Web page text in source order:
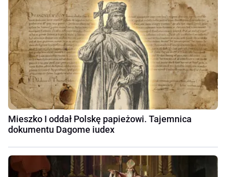
Mieszko I oddał Polskę papieżowi. Tajemnica
dokumentu Dagome iudex